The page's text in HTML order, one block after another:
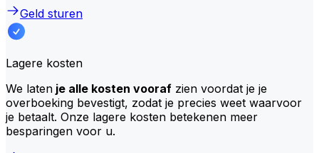
Geld sturen
Lagere kosten
We laten je alle kosten vooraf zien voordat je je
overboeking bevestigt, zodat je precies weet waarvoor
je betaalt. Onze lagere kosten betekenen meer
besparingen voor u.